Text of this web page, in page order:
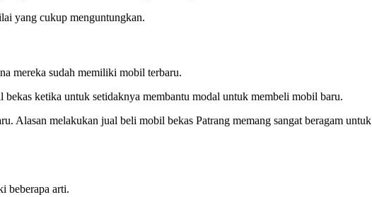
yang cukup menguntungkan.
mereka sudah memiliki mobil terbaru.
ketika untuk setidaknya membantu modal untuk membeli mobil baru.
Alasan melakukan jual beli mobil bekas Patrang memang sangat beragam untuk
beberapa arti.